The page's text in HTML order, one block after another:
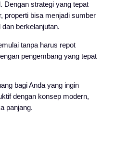
Dengan strategi yang tepat
properti bisa menjadi sumber
berkelanjutan.
tanpa harus repot
pengembang yang tepat
bagi Anda yang ingin
dengan konsep modern,
panjang.